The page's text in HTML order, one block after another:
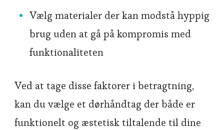
Vælg materialer der kan modstå hyppig
brug uden at gå på kompromis med
funktionaliteten
Ved at tage disse faktorer i betragtning,
kan du vælge et dørhåndtag der både er
funktionelt og æstetisk tiltalende til dine